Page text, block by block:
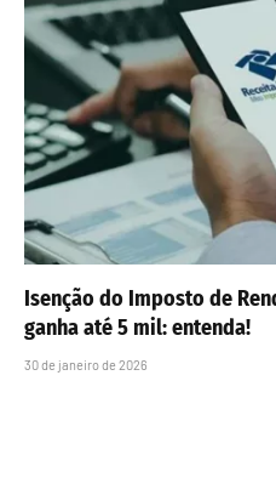
Isenção do Imposto de
ganha até 5 mil: entenda!
30 de janeiro de 2026